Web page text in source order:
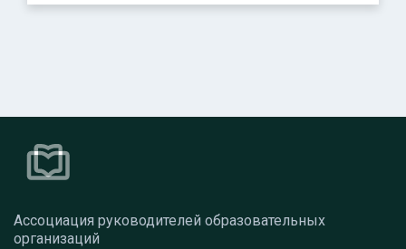
Ассоциация руководителей образовательных
организаций